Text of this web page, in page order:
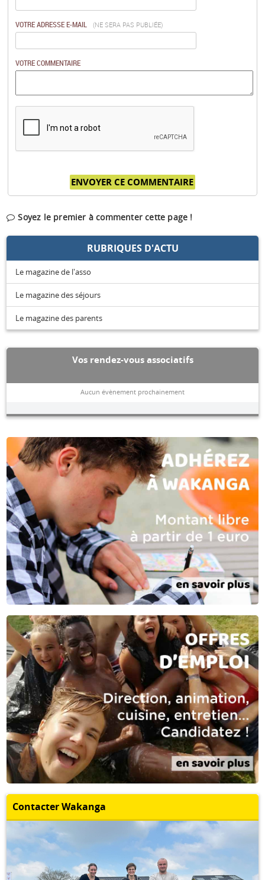
VOTRE ADRESSE E-MAIL (NE SERA PAS PUBLIÉE)
VOTRE COMMENTAIRE
Soyez le premier à commenter cette page !
RUBRIQUES D'ACTU
Le magazine de l'asso
Le magazine des séjours
Le magazine des parents
Vos rendez-vous associatifs
Aucun évènement prochainement
Contacter Wakanga